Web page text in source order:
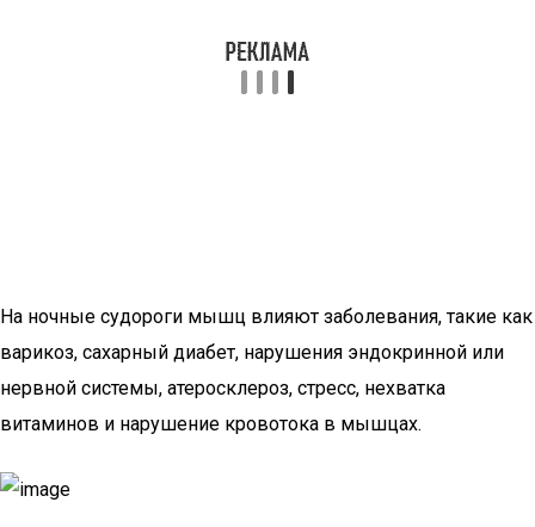
На ночные судороги мышц влияют заболевания, такие как
варикоз, сахарный диабет, нарушения эндокринной или
нервной системы, атеросклероз, стресс, нехватка
витаминов и нарушение кровотока в мышцах.